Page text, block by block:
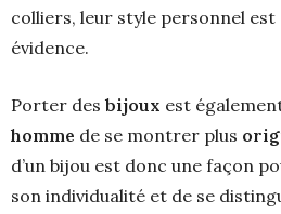
colliers, leur style personnel
évidence.
Porter des bijoux est
homme de se montrer plus
d’un bijou est donc une façon
son individualité et de se